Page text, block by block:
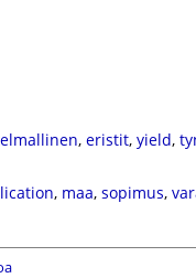
, eristit, yield,
, maa, sopimus,